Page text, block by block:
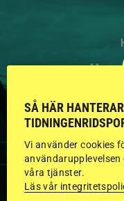
FLERA
SÅ HÄR
Vi använder cookies
våra tjänster.
Läs vår